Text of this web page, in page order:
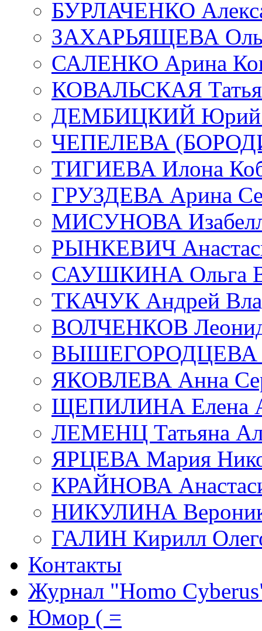
БУРЛАЧЕНКО
ЗАХАРЬЯЩЕВА
САЛЕНКО Арина
КОВАЛЬСКАЯ
ДЕМБИЦКИЙ Юрий
ЧЕПЕЛЕВА
ТИГИЕВА Илона
ГРУЗДЕВА Арина
МИСУНОВА
РЫНКЕВИЧ
САУШКИНА Ольга
ТКАЧУК Андрей
ВОЛЧЕНКОВ Леонид
ВЫШЕГОРОДЦЕВА
ЯКОВЛЕВА Анна
ЩЕПИЛИНА Елена
ЛЕМЕНЦ Татьяна
ЯРЦЕВА Мария
КРАЙНОВА
НИКУЛИНА
ГАЛИН Кирилл
Контакты
Журнал "Homo
Юмор ( =